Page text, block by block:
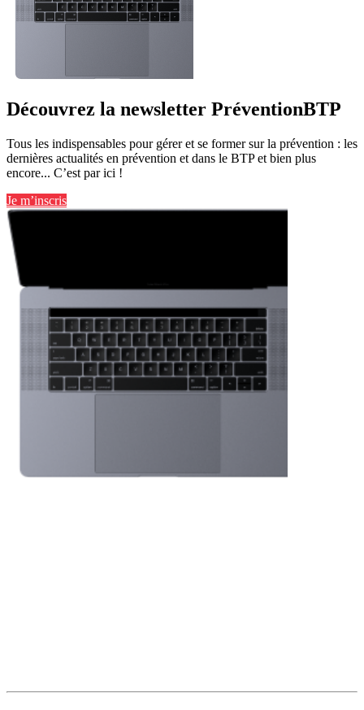
Découvrez la newsletter PréventionBTP
Tous les indispensables pour gérer et se former sur la prévention : les
dernières actualités en prévention et dans le BTP et bien plus
encore... C’est par ici !
Je m’inscris